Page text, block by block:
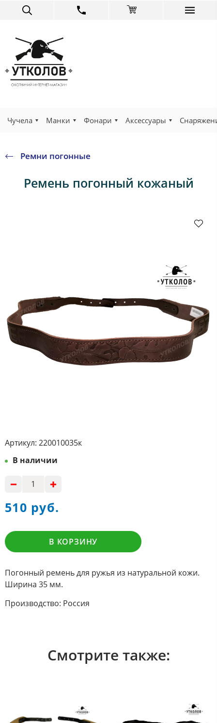
Чучела Манки Фонари Аксессуары
Ремни погонные
Ремень погонный кожаный
Артикул: 220010035к
В наличии
510 руб.
В КОРЗИНУ
Погонный ремень для ружья из натуральной кожи.
Ширина 35 мм.
Производство: Россия
Смотрите также: